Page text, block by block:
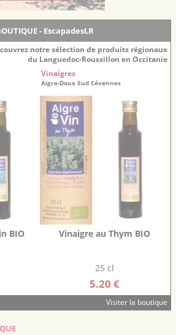
- EscapadesLR
notre sélection de produits régionaux
du Languedoc-Roussillon en Occitanie
BIO
Vinaigres
Aigre-Doux Sud Cévennes
Vinaigre au Thym BIO
25 cl
5.20 €
Visiter la boutique